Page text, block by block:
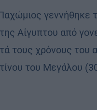
γεννήθηκε
Αίγυπτου από
τους χρόνους του
του Μεγάλου